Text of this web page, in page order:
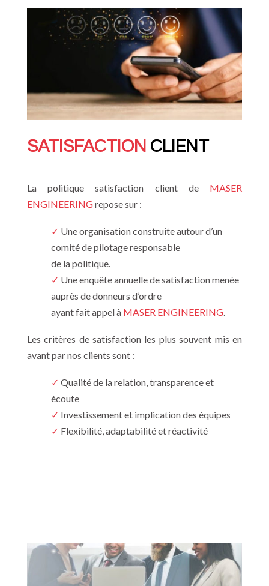
SATISFACTION CLIENT
La politique satisfaction client de MASER
ENGINEERINGrepose sur :
✓ Une organisation construite autour d’un
comité de pilotage responsable
de la politique.
✓ Une enquête annuelle de satisfaction menée
auprès de donneurs d’ordre
ayant fait appel à MASER ENGINEERING.
Les critères de satisfaction les plus souvent mis en
avant par nos clients sont :
✓ Qualité de la relation, transparence et
écoute
✓ Investissement et implication des équipes
✓ Flexibilité, adaptabilité et réactivité